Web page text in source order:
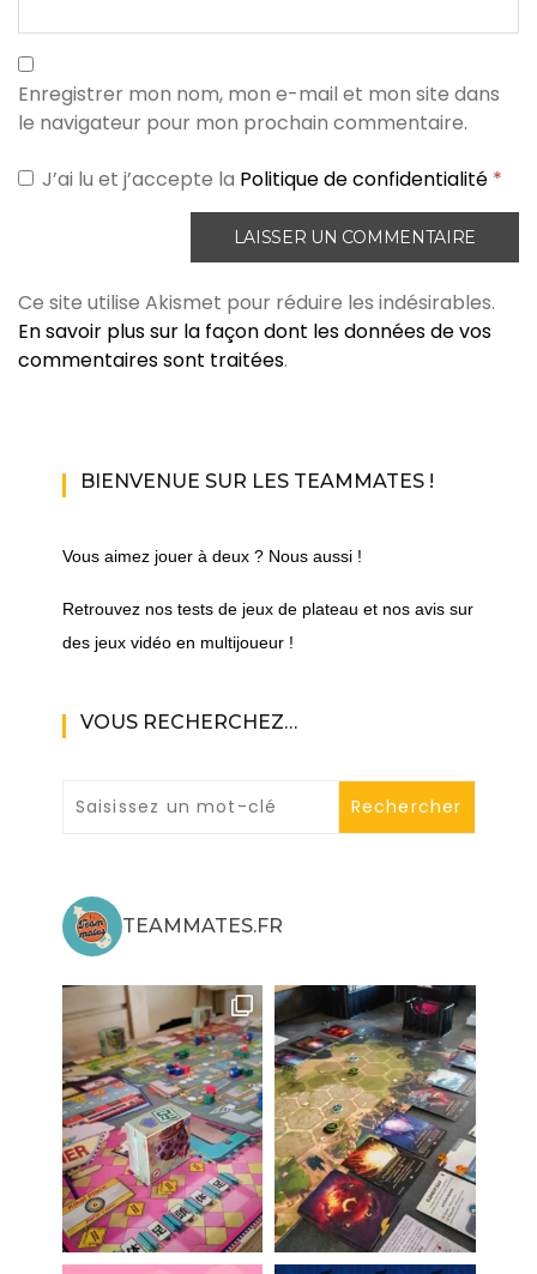
Enregistrer mon nom, mon e-mail et mon site dans
le navigateur pour mon prochain commentaire.
J’ai lu et j’accepte la Politique de confidentialité *
Ce site utilise Akismet pour réduire les indésirables.
En savoir plus sur la façon dont les données de vos
commentaires sont traitées.
BIENVENUE SUR LES TEAMMATES !
Vous aimez jouer à deux ? Nous aussi !
Retrouvez nos tests de jeux de plateau et nos avis sur
des jeux vidéo en multijoueur !
VOUS RECHERCHEZ…
TEAMMATES.FR